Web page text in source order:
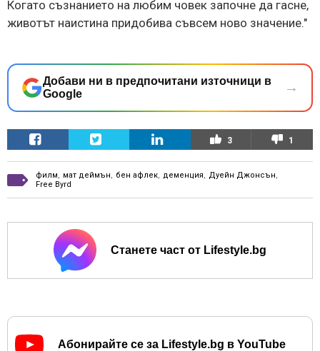
Когато съзнанието на любим човек започне да гасне,
животът наистина придобива съвсем ново значение."
Добави ни в предпочитани източници в
Google
→
3 1
филм, мат деймън, бен афлек, деменция, Дуейн Джонсън,
Free Byrd
Станете част от Lifestyle.bg
Абонирайте се за Lifestyle.bg в YouTube